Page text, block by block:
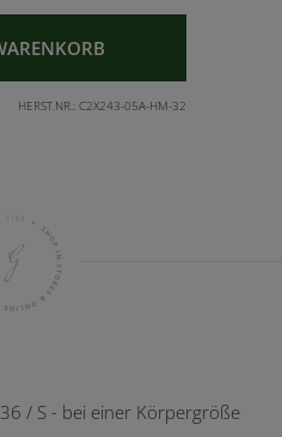
HERST.NR.: C2X243-05A-HM-32
/ S - bei einer Körpergröße